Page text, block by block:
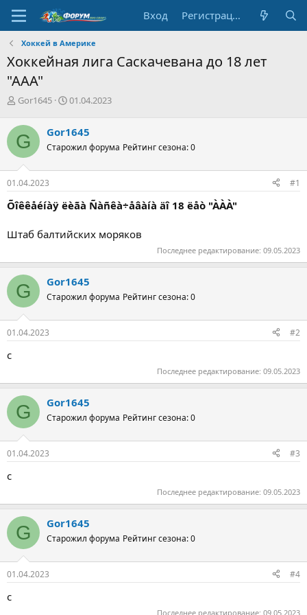
Вход Регистрация
Хоккей в Америке
Хоккейная лига Саскачевана до 18 лет
"ААА"
А
т
о
р
т
е
м
ы
Gor1645
Д
а
н
ч
л
а
01.04.2023
G Gor1645
Старожил форума Рейтинг сезона: 0
01.04.2023 #1
Õîêêåéíàÿ ëèãà Ñàñêà÷åâàíà äî 18 ëåò "ÀÀÀ"
Штаб балтийских моряков
Последнее редактирование: 09.05.2023
G Gor1645
Старожил форума Рейтинг сезона: 0
01.04.2023 #2
с
Последнее редактирование: 09.05.2023
G Gor1645
Старожил форума Рейтинг сезона: 0
01.04.2023 #3
с
Последнее редактирование: 09.05.2023
G Gor1645
Старожил форума Рейтинг сезона: 0
01.04.2023 #4
с
Последнее редактирование: 09.05.2023